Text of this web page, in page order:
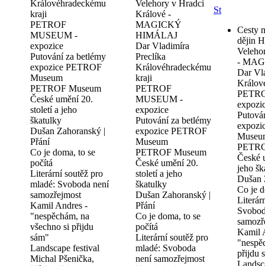
Královéhradeckému
kraji
PETROF
MUSEUM -
expozice
Putování za betlémy
expozice PETROF
Museum
PETROF Museum
České umění 20.
století a jeho
škatulky
Dušan Zahoranský |
Přání
Co je doma, to se
počítá
Literární soutěž pro
mladé: Svoboda není
samozřejmost
Kamil Andres -
"nespěchám, na
všechno si přijdu
sám"
Landscape festival
Michal Pšenička,
Velehory v Hradci
Králové -
MAGICKÝ
HIMÁLAJ
Dar Vladimíra
Preclíka
Královéhradeckému
kraji
PETROF
MUSEUM -
expozice
Putování za betlémy
expozice PETROF
Museum
PETROF Museum
České umění 20.
století a jeho
škatulky
Dušan Zahoranský |
Přání
Co je doma, to se
počítá
Literární soutěž pro
mladé: Svoboda
není samozřejmost
St
Cesty
dějin
-
Dar
České
jeho
Dušan
Co je
Kamil
přijdu